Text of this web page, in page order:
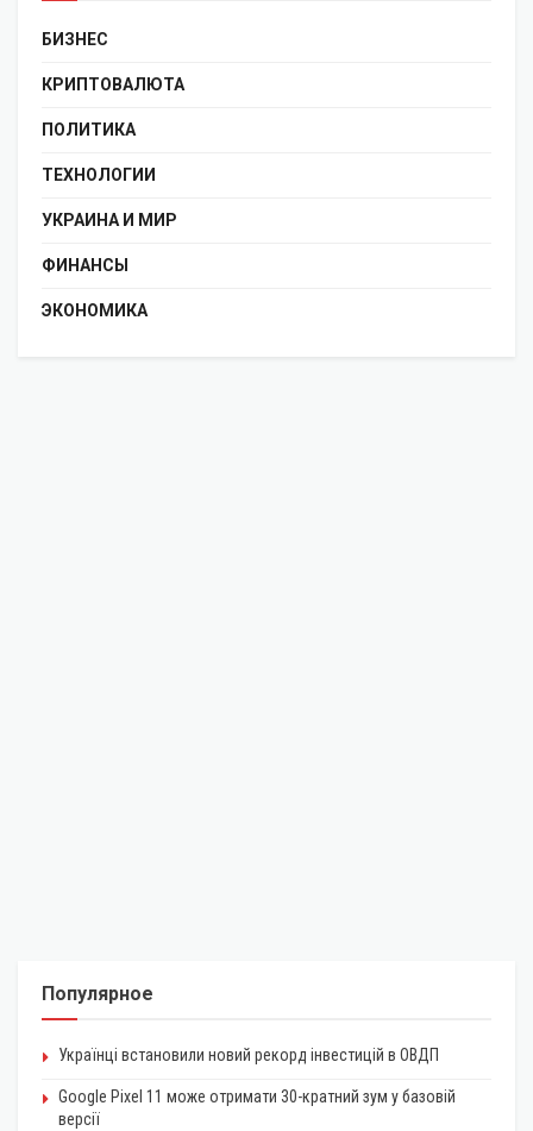
БИЗНЕС
КРИПТОВАЛЮТА
ПОЛИТИКА
ТЕХНОЛОГИИ
УКРАИНА И МИР
ФИНАНСЫ
ЭКОНОМИКА
Популярное
Українці встановили новий рекорд інвестицій в ОВДП
Google Pixel 11 може отримати 30-кратний зум у базовій
версії